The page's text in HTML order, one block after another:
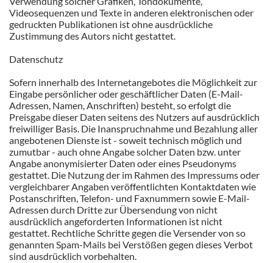
Videosequenzen und Texte in anderen elektronischen oder
gedruckten Publikationen ist ohne ausdrückliche
Zustimmung des Autors nicht gestattet.
Datenschutz
Sofern innerhalb des Internetangebotes die Möglichkeit zur
Eingabe persönlicher oder geschäftlicher Daten (E-Mail-
Adressen, Namen, Anschriften) besteht, so erfolgt die
Preisgabe dieser Daten seitens des Nutzers auf ausdrücklich
freiwilliger Basis. Die Inanspruchnahme und Bezahlung aller
angebotenen Dienste ist - soweit technisch möglich und
zumutbar - auch ohne Angabe solcher Daten bzw. unter
Angabe anonymisierter Daten oder eines Pseudonyms
gestattet. Die Nutzung der im Rahmen des Impressums oder
vergleichbarer Angaben veröffentlichten Kontaktdaten wie
Postanschriften, Telefon- und Faxnummern sowie E-Mail-
Adressen durch Dritte zur Übersendung von nicht
ausdrücklich angeforderten Informationen ist nicht
gestattet. Rechtliche Schritte gegen die Versender von so
genannten Spam-Mails bei Verstößen gegen dieses Verbot
sind ausdrücklich vorbehalten.